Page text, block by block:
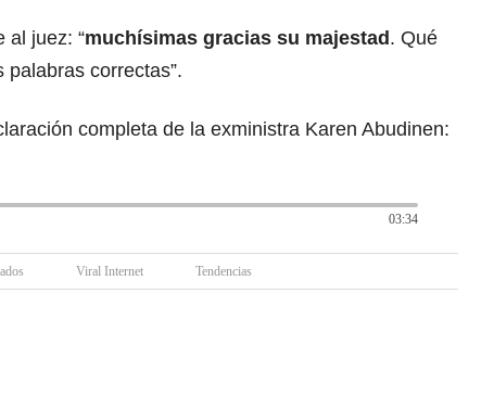
al juez: “muchísimas gracias su majestad . Qué
correctas”.
completa de la exministra Karen Abudinen:
03:34
Viral Internet Tendencias